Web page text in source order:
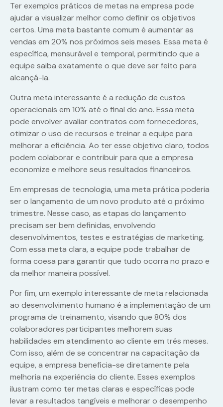
Ter exemplos práticos de metas na empresa pode
ajudar a visualizar melhor como definir os objetivos
certos. Uma meta bastante comum é aumentar as
vendas em 20% nos próximos seis meses. Essa meta é
específica, mensurável e temporal, permitindo que a
equipe saiba exatamente o que deve ser feito para
alcançá-la.
Outra meta interessante é a redução de custos
operacionais em 10% até o final do ano. Essa meta
pode envolver avaliar contratos com fornecedores,
otimizar o uso de recursos e treinar a equipe para
melhorar a eficiência. Ao ter esse objetivo claro, todos
podem colaborar e contribuir para que a empresa
economize e melhore seus resultados financeiros.
Em empresas de tecnologia, uma meta prática poderia
ser o lançamento de um novo produto até o próximo
trimestre. Nesse caso, as etapas do lançamento
precisam ser bem definidas, envolvendo
desenvolvimentos, testes e estratégias de marketing.
Com essa meta clara, a equipe pode trabalhar de
forma coesa para garantir que tudo ocorra no prazo e
da melhor maneira possível.
Por fim, um exemplo interessante de meta relacionada
ao desenvolvimento humano é a implementação de um
programa de treinamento, visando que 80% dos
colaboradores participantes melhorem suas
habilidades em atendimento ao cliente em três meses.
Com isso, além de se concentrar na capacitação da
equipe, a empresa beneficia-se diretamente pela
melhoria na experiência do cliente. Esses exemplos
ilustram como ter metas claras e específicas pode
levar a resultados tangíveis e melhorar o desempenho